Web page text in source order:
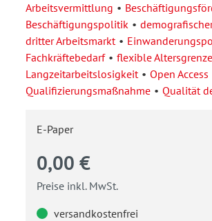
Arbeitsvermittlung
Beschäftigungspolitik
dritter Arbeitsmarkt
Fachkräftebedarf
flexible Altersgrenze
Langzeitarbeitslosigkeit
Open Access
Qualifizierungsmaßnahme
Qualität
E-Paper
0,00 €
Preise inkl. MwSt.
versandkostenfrei